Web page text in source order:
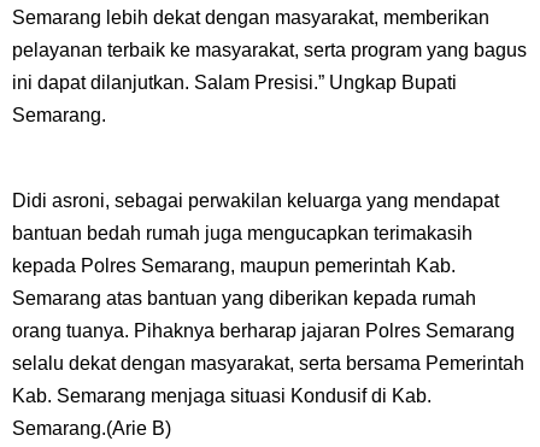
Semarang lebih dekat dengan masyarakat, memberikan
pelayanan terbaik ke masyarakat, serta program yang bagus
ini dapat dilanjutkan. Salam Presisi.” Ungkap Bupati
Semarang.
Didi asroni, sebagai perwakilan keluarga yang mendapat
bantuan bedah rumah juga mengucapkan terimakasih
kepada Polres Semarang, maupun pemerintah Kab.
Semarang atas bantuan yang diberikan kepada rumah
orang tuanya. Pihaknya berharap jajaran Polres Semarang
selalu dekat dengan masyarakat, serta bersama Pemerintah
Kab. Semarang menjaga situasi Kondusif di Kab.
Semarang.(Arie B)